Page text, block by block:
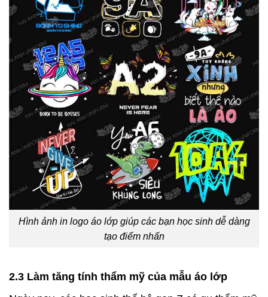
Hình ảnh in logo áo lớp giúp các bạn học sinh dễ dàng
tạo điểm nhấn
2.3 Làm tăng tính thẩm mỹ của mẫu áo lớp